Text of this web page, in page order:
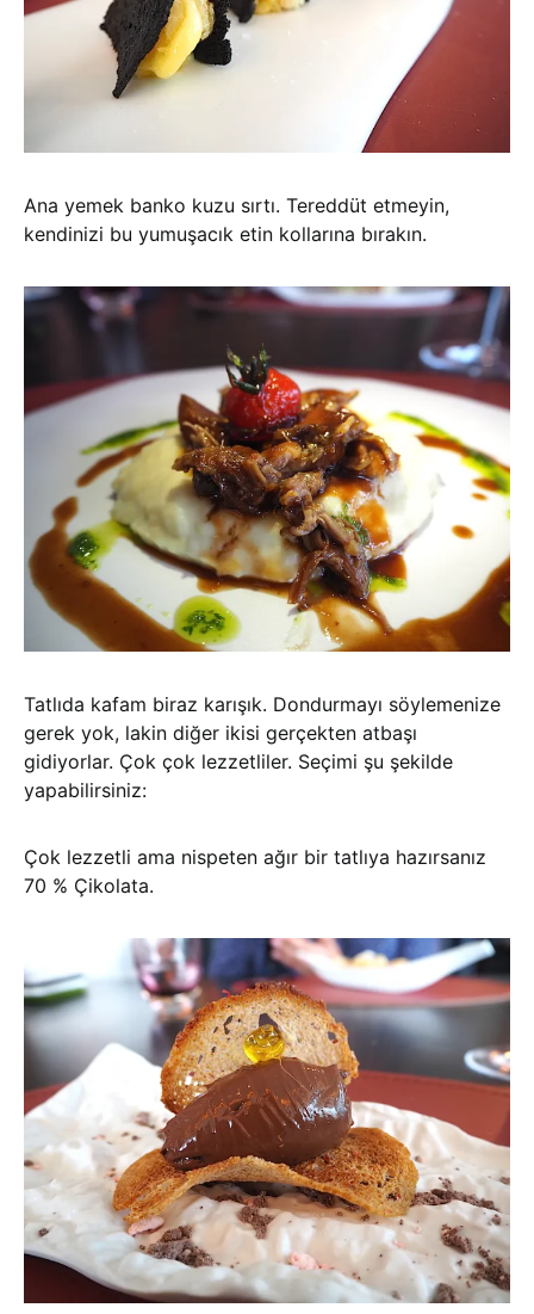
Ana yemek banko kuzu sırtı. Tereddüt etmeyin,
kendinizi bu yumuşacık etin kollarına bırakın.
Tatlıda kafam biraz karışık. Dondurmayı söylemenize
gerek yok, lakin diğer ikisi gerçekten atbaşı
gidiyorlar. Çok çok lezzetliler. Seçimi şu şekilde
yapabilirsiniz:
Çok lezzetli ama nispeten ağır bir tatlıya hazırsanız
70 % Çikolata.